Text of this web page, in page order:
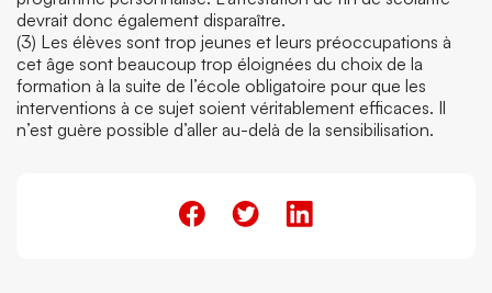
devrait donc également disparaître.
(3) Les élèves sont trop jeunes et leurs préoccupations à
cet âge sont beaucoup trop éloignées du choix de la
formation à la suite de l’école obligatoire pour que les
interventions à ce sujet soient véritablement efficaces. Il
n’est guère possible d’aller au-delà de la sensibilisation.